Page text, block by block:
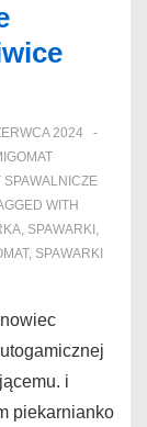
2024
SPAWALNICZE
WITH
, SPAWARKI ,
, SPAWARKI
i
piekarnianko